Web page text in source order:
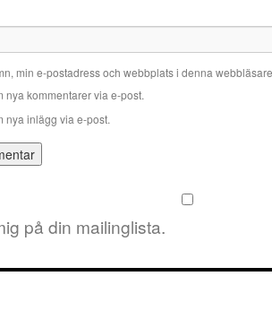
min e-postadress och webbplats i denna
nya kommentarer via e-post.
nya inlägg via e-post.
på din mailinglista.